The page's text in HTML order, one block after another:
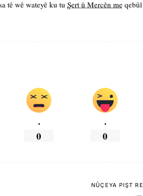
tê wê wateyê ku tu Şert û Mercên me qebûl
.
0
.
0
NÛÇEYA PIŞT RE